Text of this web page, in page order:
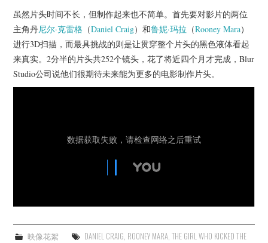
虽然片头时间不长，但制作起来也不简单。首先要对影片的两位
主角丹尼尔·克雷格 （Daniel Craig）和鲁妮·玛拉 （Rooney Mara）
进行3D扫描，而最具挑战的则是让贯穿整个片头的黑色液体看起
来真实。2分半的片头共252个镜头，花了将近四个月才完成，Blur
Studio公司说他们很期待未来能为更多的电影制作片头。
映像花絮 DANIEL CRAIG, ROONEY MARA, THE GIRL WHO KICKED THE